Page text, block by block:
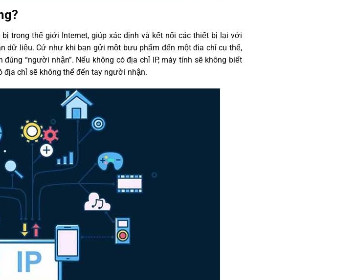
trong thế giới Internet, giúp xác định và kết nối các thiết bị lại với
dữ liệu. Cứ như khi bạn gửi một bưu phẩm đến một địa chỉ cụ thể,
“người nhận”. Nếu không có địa chỉ IP, máy tính sẽ không biết
chỉ sẽ không thể đến tay người nhận.